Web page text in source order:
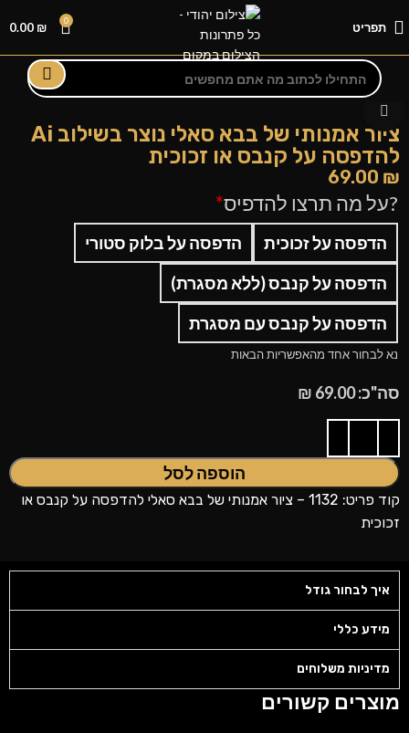
תפריט 0
0.00 ₪
ציור אמנותי של בבא סאלי נוצר בשילוב Ai
להדפסה על קנבס או זכוכית
69.00 ₪
?על מה תרצו להדפיס*
הדפסה על זכוכית
הדפסה על בלוק סטורי
הדפסה על קנבס (ללא מסגרת)
הדפסה על קנבס עם מסגרת
נא לבחור אחד מהאפשריות הבאות
סה"כ:69.00
₪
הוספה לסל
קוד פריט: 1132 – ציור אמנותי של בבא סאלי להדפסה על קנבס או
זכוכית
איך לבחור גודל
מידע כללי
מדיניות משלוחים
מוצרים קשורים